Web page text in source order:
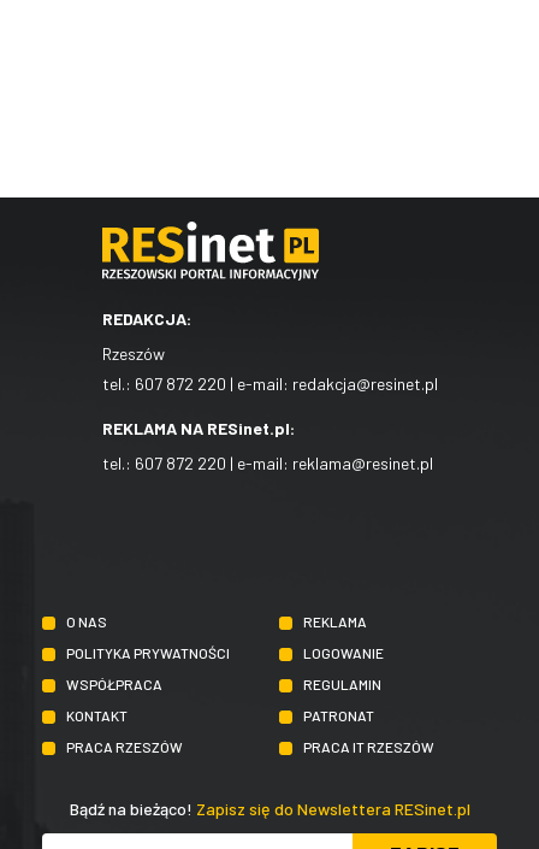
REDAKCJA:
Rzeszów
tel.: 607 872 220 | e-mail: redakcja@resinet.pl
REKLAMA NA RESinet.pl:
tel.: 607 872 220 | e-mail: reklama@resinet.pl
O NAS
REKLAMA
POLITYKA PRYWATNOŚCI
LOGOWANIE
WSPÓŁPRACA
REGULAMIN
KONTAKT
PATRONAT
PRACA RZESZÓW
PRACA IT RZESZÓW
Bądź na bieżąco! Zapisz się do Newslettera RESinet.pl